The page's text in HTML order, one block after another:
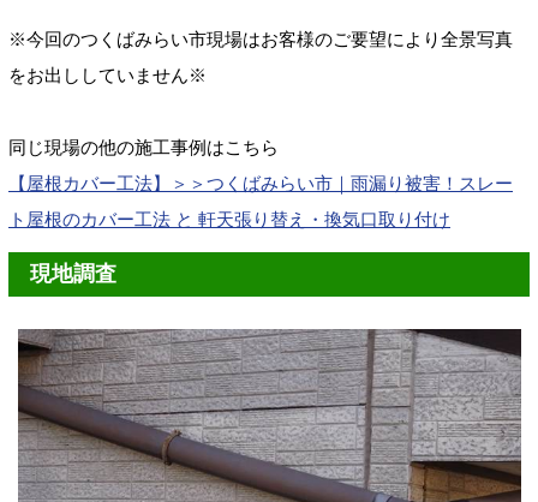
※今回のつくばみらい市現場はお客様のご要望により全景写真
をお出ししていません※
同じ現場の他の施工事例はこちら
【屋根カバー工法】＞＞つくばみらい市｜雨漏り被害！スレー
ト屋根のカバー工法 と 軒天張り替え・換気口取り付け
現地調査